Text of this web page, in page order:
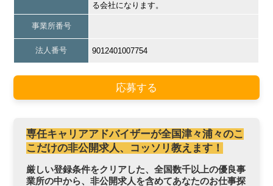
る会社になります。
事業所番号
法人番号 9012401007754
応募する
専任キャリアアドバイザーが全国津々浦々のこ
こだけの非公開求人、コッソリ教えます！
厳しい登録条件をクリアした、全国数千以上の優良事
業所の中から、非公開求人を含めてあなたのお仕事探